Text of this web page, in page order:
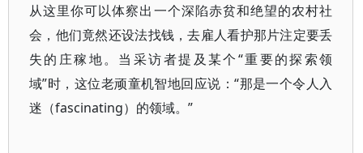
从这里你可以体察出一个深陷赤贫和绝望的农村社
会，他们竟然还设法找钱，去雇人看护那片注定要丢
失的庄稼地。当采访者提及某个“重要的探索领
域”时，这位老顽童机智地回应说：“那是一个令人入
迷（fascinating）的领域。”